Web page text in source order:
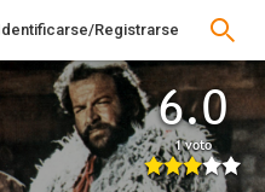
Registrarse
6.0
1 voto